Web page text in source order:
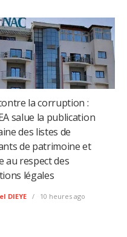
la corruption :
salue la publication
des listes de
de patrimoine et
au respect des
légales
DIEYE 10 heures ago